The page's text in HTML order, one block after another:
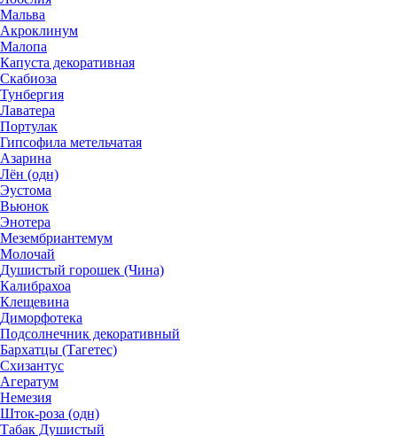
Мальва
Акроклинум
Малопа
Капуста декоративная
Скабиоза
Тунбергия
Лаватера
Портулак
Гипсофила метельчатая
Азарина
Лён (одн)
Эустома
Вьюнок
Энотера
Мезембриантемум
Молочай
Душистый горошек (Чина)
Калибрахоа
Клещевина
Диморфотека
Подсолнечник декоративный
Бархатцы (Тагетес)
Схизантус
Агератум
Немезия
Шток-роза (одн)
Табак Душистый